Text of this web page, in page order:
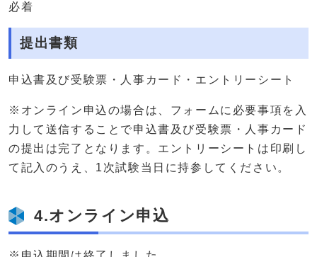
必着
提出書類
申込書及び受験票・人事カード・エントリーシート
※オンライン申込の場合は、フォームに必要事項を入
力して送信することで申込書及び受験票・人事カード
の提出は完了となります。エントリーシートは印刷し
て記入のうえ、1次試験当日に持参してください。
4.オンライン申込